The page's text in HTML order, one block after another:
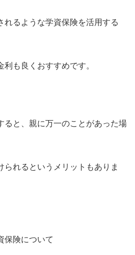
れるような学資保険を活用する
も良くおすすめです。
ると、親に万一のことがあった場
られるというメリットもありま
保険について